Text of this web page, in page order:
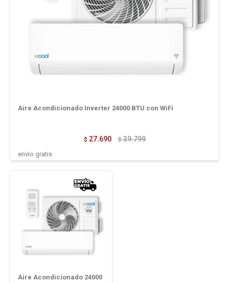
Aire Acondicionado Inverter 24000 BTU con WiFi
$ 27.690 $ 39.799
envio gratis
Aire Acondicionado 24000